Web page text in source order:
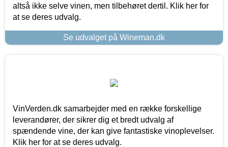
altså ikke selve vinen, men tilbehøret dertil. Klik her for
at se deres udvalg.
Se udvalget på Wineman.dk
VinVerden.dk samarbejder med en række forskellige
leverandører, der sikrer dig et bredt udvalg af
spændende vine, der kan give fantastiske vinoplevelser.
Klik her for at se deres udvalg.